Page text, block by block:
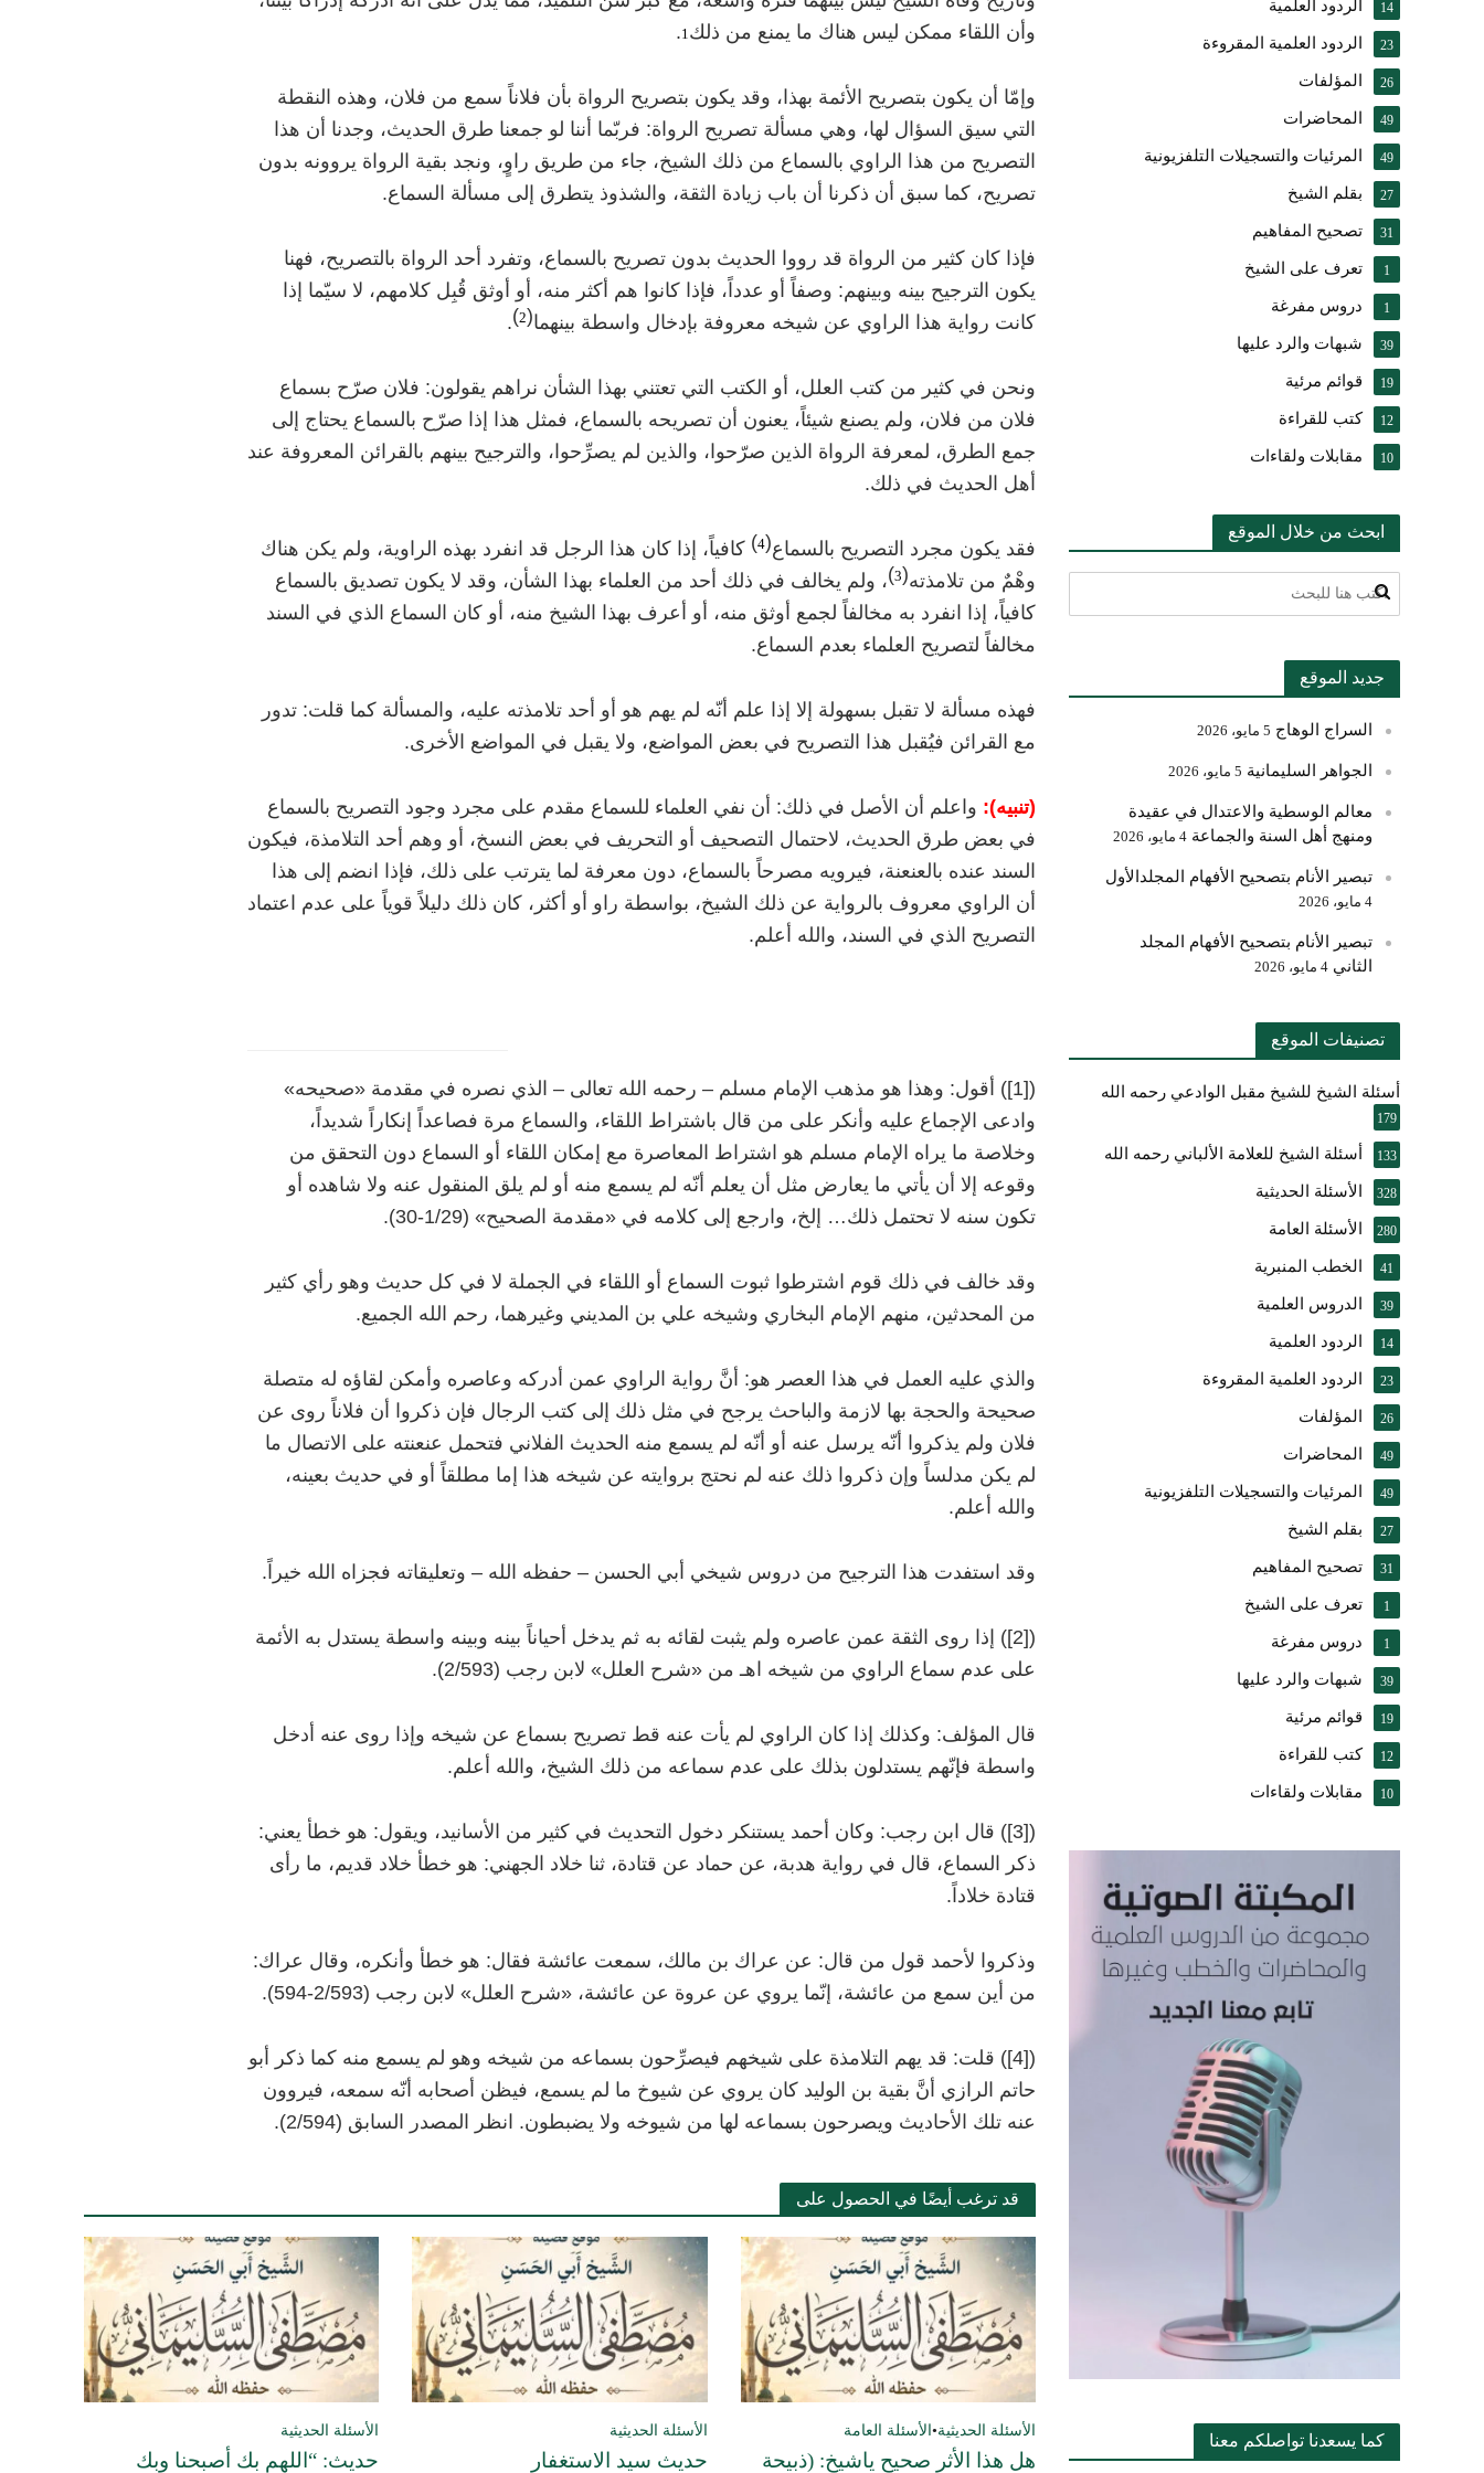
وأن اللقاء ممكن ليس هناك ما يمنع من ذلك1
.
وإمّا أن يكون بتصريح الأئمة بهذا، وقد يكون بتصريح الرواة بأن فلاناً سمع من فلان، وهذه النقطة
التي سيق السؤال لها، وهي مسألة تصريح الرواة: فربّما أننا لو جمعنا طرق الحديث، وجدنا أن هذا
التصريح من هذا الراوي بالسماع من ذلك الشيخ، جاء من طريق راوٍ، ونجد بقية الرواة يروونه بدون
تصريح، كما سبق أن ذكرنا أن باب زيادة الثقة، والشذوذ يتطرق إلى مسألة السماع.
فإذا كان كثير من الرواة قد رووا الحديث بدون تصريح بالسماع، وتفرد أحد الرواة بالتصريح، فهنا
يكون الترجيح بينه وبينهم: وصفاً أو عدداً، فإذا كانوا هم أكثر منه، أو أوثق قُبِل كلامهم، لا سيّما إذا
كانت رواية هذا الراوي عن شيخه معروفة بإدخال واسطة بينهما(
2
)
.
ونحن في كثير من كتب العلل، أو الكتب التي تعتني بهذا الشأن نراهم يقولون: فلان صرّح بسماع
فلان من فلان، ولم يصنع شيئاً، يعنون أن تصريحه بالسماع، فمثل هذا إذا صرّح بالسماع يحتاج إلى
جمع الطرق، لمعرفة الرواة الذين صرّحوا، والذين لم يصرِّحوا، والترجيح بينهم بالقرائن المعروفة عند
أهل الحديث في ذلك.
فقد يكون مجرد التصريح بالسماع(
4
) كافياً، إذا كان هذا الرجل قد انفرد بهذه الراوية، ولم يكن هناك
وهْمٌ من تلامذته(
3
)، ولم يخالف في ذلك أحد من العلماء بهذا الشأن، وقد لا يكون تصديق بالسماع
كافياً، إذا انفرد به مخالفاً لجمع أوثق منه، أو أعرف بهذا الشيخ منه، أو كان السماع الذي في السند
مخالفاً لتصريح العلماء بعدم السماع.
فهذه مسألة لا تقبل بسهولة إلا إذا علم أنّه لم يهم هو أو أحد تلامذته عليه، والمسألة كما قلت: تدور
مع القرائن فيُقبل هذا التصريح في بعض المواضع، ولا يقبل في المواضع الأخرى.
(تنبيه): واعلم أن الأصل في ذلك: أن نفي العلماء للسماع مقدم على مجرد وجود التصريح بالسماع
في بعض طرق الحديث، لاحتمال التصحيف أو التحريف في بعض النسخ، أو وهم أحد التلامذة، فيكون
السند عنده بالعنعنة، فيرويه مصرحاً بالسماع، دون معرفة لما يترتب على ذلك، فإذا انضم إلى هذا
أن الراوي معروف بالرواية عن ذلك الشيخ، بواسطة راو أو أكثر، كان ذلك دليلاً قوياً على عدم اعتماد
التصريح الذي في السند، والله أعلم.
([1]) أقول: وهذا هو مذهب الإمام مسلم –رحمه الله تعالى –الذي نصره في مقدمة «صحيحه»
وادعى الإجماع عليه وأنكر على من قال باشتراط اللقاء، والسماع مرة فصاعداً إنكاراً شديداً،
وخلاصة ما يراه الإمام مسلم هو اشتراط المعاصرة مع إمكان اللقاء أو السماع دون التحقق من
وقوعه إلا أن يأتي ما يعارض مثل أن يعلم أنّه لم يسمع منه أو لم يلق المنقول عنه ولا شاهده أو
تكون سنه لا تحتمل ذلك… إلخ، وارجع إلى كلامه في «مقدمة الصحيح» (1/29-30).
وقد خالف في ذلك قوم اشترطوا ثبوت السماع أو اللقاء في الجملة لا في كل حديث وهو رأي كثير
من المحدثين، منهم الإمام البخاري وشيخه علي بن المديني وغيرهما، رحم الله الجميع.
والذي عليه العمل في هذا العصر هو: أنَّ رواية الراوي عمن أدركه وعاصره وأمكن لقاؤه له متصلة
صحيحة والحجة بها لازمة والباحث يرجح في مثل ذلك إلى كتب الرجال فإن ذكروا أن فلاناً روى عن
فلان ولم يذكروا أنّه يرسل عنه أو أنّه لم يسمع منه الحديث الفلاني فتحمل عنعنته على الاتصال ما
لم يكن مدلساً وإن ذكروا ذلك عنه لم نحتج بروايته عن شيخه هذا إما مطلقاً أو في حديث بعينه،
والله أعلم.
وقد استفدت هذا الترجيح من دروس شيخي أبي الحسن –حفظه الله –وتعليقاته فجزاه الله خيراً.
([2])
إذا روى الثقة عمن عاصره ولم يثبت لقائه به ثم يدخل أحياناً بينه وبينه واسطة يستدل به الأئمة
على عدم سماع الراوي من شيخه اهـ من «شرح العلل» لابن رجب (2/593).
قال المؤلف: وكذلك إذا كان الراوي لم يأت عنه قط تصريح بسماع عن شيخه وإذا روى عنه أدخل
واسطة فإنّهم يستدلون بذلك على عدم سماعه من ذلك الشيخ، والله أعلم.
([3])
قال ابن رجب: وكان أحمد يستنكر دخول التحديث في كثير من الأسانيد، ويقول: هو خطأ يعني:
ذكر السماع، قال في رواية هدبة، عن حماد عن قتادة، ثنا خلاد الجهني: هو خطأ خلاد قديم، ما رأى
قتادة خلاداً.
وذكروا لأحمد قول من قال: عن عراك بن مالك، سمعت عائشة فقال: هو خطأ وأنكره، وقال عراك:
من أين سمع من عائشة، إنّما يروي عن عروة عن عائشة، «شرح العلل» لابن رجب (2/593-594).
([4])
قلت: قد يهم التلامذة على شيخهم فيصرِّحون بسماعه من شيخه وهو لم يسمع منه كما ذكر أبو
حاتم الرازي أنَّ بقية بن الوليد كان يروي عن شيوخ ما لم يسمع، فيظن أصحابه أنّه سمعه، فيروون
عنه تلك الأحاديث ويصرحون بسماعه لها من شيوخه ولا يضبطون. انظر المصدر السابق (2/594).
قد ترغب أيضًا في الحصول على
الأسئلة الحديثية•الأسئلة العامة
هل هذا الأثر صحيح ياشيخ: (ذبيحة
الأسئلة الحديثية
حديث سيد الاستغفار
الأسئلة الحديثية
حديث: “اللهم بك أصبحنا وبك
الردود العلمية 14
الردود العلمية المقروءة 23
المؤلفات 26
المحاضرات 49
المرئيات والتسجيلات التلفزيونية 49
بقلم الشيخ 27
تصحيح المفاهيم 31
تعرف على الشيخ 1
دروس مفرغة 1
شبهات والرد عليها 39
قوائم مرئية 19
كتب للقراءة 12
مقابلات ولقاءات 10
ابحث من خلال الموقع
جديد الموقع
السراج الوهاج 5 مايو، 2026
الجواهر السليمانية 5 مايو، 2026
معالم الوسطية والاعتدال في عقيدة
ومنهج أهل السنة والجماعة 4 مايو، 2026
تبصير الأنام بتصحيح الأفهام المجلدالأول
4 مايو، 2026
تبصير الأنام بتصحيح الأفهام المجلد
الثاني 4 مايو، 2026
تصنيفات الموقع
أسئلة الشيخ للشيخ مقبل الوادعي رحمه الله
179
أسئلة الشيخ للعلامة الألباني رحمه الله 133
الأسئلة الحديثية 328
الأسئلة العامة 280
الخطب المنبرية 41
الدروس العلمية 39
الردود العلمية 14
الردود العلمية المقروءة 23
المؤلفات 26
المحاضرات 49
المرئيات والتسجيلات التلفزيونية 49
بقلم الشيخ 27
تصحيح المفاهيم 31
تعرف على الشيخ 1
دروس مفرغة 1
شبهات والرد عليها 39
قوائم مرئية 19
كتب للقراءة 12
مقابلات ولقاءات 10
كما يسعدنا تواصلكم معنا